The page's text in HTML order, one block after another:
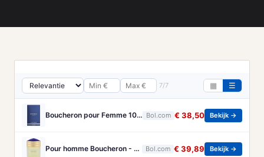
7/7 ▦ ☰
Boucheron pour Femme 100 ml Eau de Parfum - Damesparfum Bol.com € 38,50 Bekijk →
Pour homme Boucheron - 100 ml - Eau de parfum Bol.com € 39,89 Bekijk →